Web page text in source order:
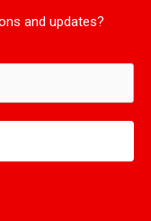
and updates?